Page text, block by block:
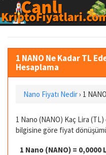
1 NANO Ne Kadar TL
Hesaplama
Nano Fiyatı Nedir› 1
1 Nano (NANO) Kaç Lira
bilgisine göre fiyat
1 Nano (NANO) = 0,0000